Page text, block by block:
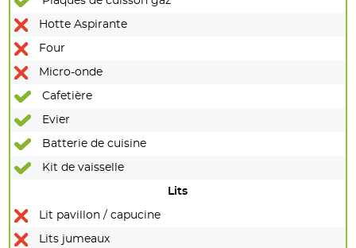
Hotte Aspirante
Four
Micro-onde
Cafetière
Evier
Batterie de cuisine
Kit de vaisselle
Lits
Lit pavillon / capucine
Lits jumeaux